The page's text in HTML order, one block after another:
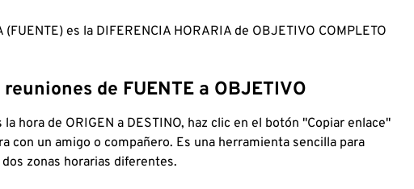
(FUENTE) es la DIFERENCIA HORARIA de OBJETIVO COMPLETO
de FUENTE a OBJETIVO
hora de ORIGEN a DESTINO, haz clic en el botón "Copiar enlace"
con un amigo o compañero. Es una herramienta sencilla para
zonas horarias diferentes.